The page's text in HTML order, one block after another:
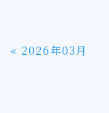
七夕のメイン通りに
« 2026年03月